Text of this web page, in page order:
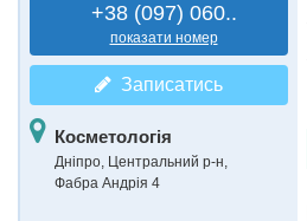
+38 (097) 060..
показати номер
Записатись
Косметологія
Дніпро, Центральний р-н,
Фабра Андрія 4